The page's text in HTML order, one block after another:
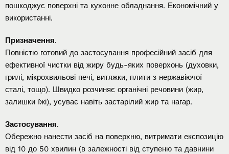
пошкоджує поверхні та кухонне обладнання. Економічний у
використанні.
Призначення.
Повністю готовий до застосування професійний засіб для
ефективної чистки від жиру будь-яких поверхонь (духовки,
грилі, мікрохвильові печі, витяжки, плити з нержавіючої
сталі, тощо). Швидко розчиняє органічні речовини (жир,
залишки їжі), усуває навіть застарілий жир та нагар.
Застосування.
Обережно нанести засіб на поверхню, витримати експозицію
від 10 до 50 хвилин (в залежності від ступеню та давнини